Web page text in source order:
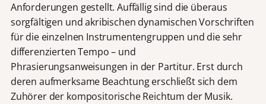
Anforderungen gestellt. Auffällig sind die überaus
sorgfältigen und akribischen dynamischen Vorschriften
für die einzelnen Instrumentengruppen und die sehr
differenzierten Tempo – und
Phrasierungsanweisungen in der Partitur. Erst durch
deren aufmerksame Beachtung erschließt sich dem
Zuhörer der kompositorische Reichtum der Musik.